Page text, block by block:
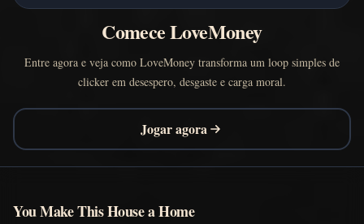
Comece LoveMoney
Entre agora e veja como LoveMoney transforma um loop simples de
clicker em desespero, desgaste e carga moral.
Jogar agora
You Make This House a Home